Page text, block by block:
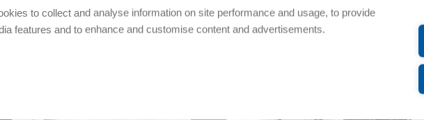
to collect and analyse information on site performance and usage, to provide
features and to enhance and customise content and advertisements.